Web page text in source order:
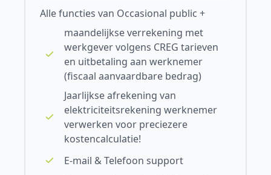
Alle functies van Occasional public +
maandelijkse verrekening met
werkgever volgens CREG tarieven
en uitbetaling aan werknemer
(fiscaal aanvaardbare bedrag)
Jaarlijkse afrekening van
elektriciteitsrekening werknemer
verwerken voor preciezere
kostencalculatie!
E-mail & Telefoon support